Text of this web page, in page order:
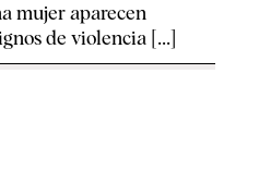
mujer aparecen
de violencia [...]